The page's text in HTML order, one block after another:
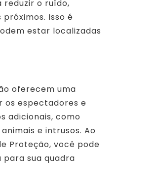
reduzir o ruído,
Isso é
estar localizadas
oferecem uma
os espectadores e
adicionais, como
e intrusos. Ao
Proteção, você pode
sua quadra